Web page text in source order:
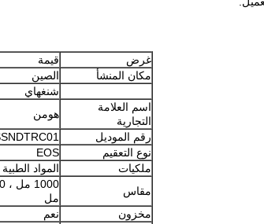
غرض
قيمة
مكان المنشأ
الصين
شنغهاي
اسم العلامة
التجارية
هومن
رقم الموديل
نوع التعقيم
EOS
ملكيات
المواد
مقاس
مل
مخزون
نعم